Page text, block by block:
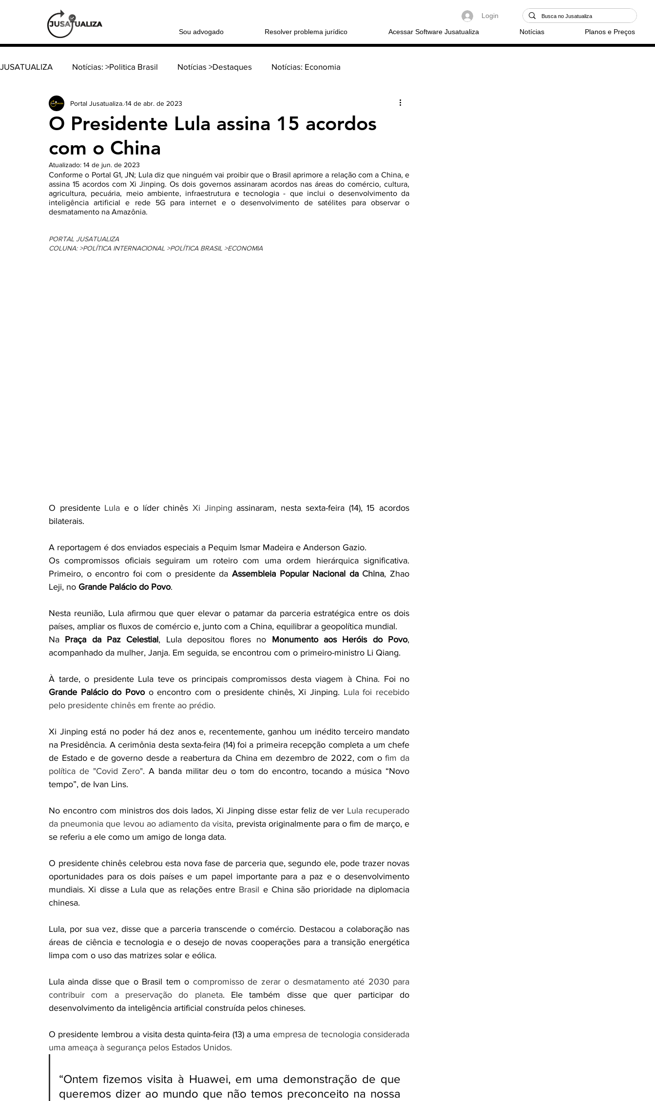
Login
Sou advogado Resolver problema jurídico Acessar Software Jusatualiza Notícias Planos e Preços
JUSATUALIZA Notícias: >Politica Brasil Notícias >Destaques Notícias: Economia
Notícia >Política Internacional Coluna: > Família e sucessões
Coluna: > Direito tributário Coluna: > Direito constitucional
Coluna: > Direito do Trabalho Coluna: > Direito do Consumidor
O Presidente Lula assina 15 acordos
com o China
Portal Jusatualiza. 14 de abr. de 2023
Atualizado: 14 de jun. de 2023
Conforme o Portal G1, JN; Lula diz que ninguém vai proibir que o Brasil aprimore a relação com a China, e
assina 15 acordos com Xi Jinping. Os dois governos assinaram acordos nas áreas do comércio, cultura,
agricultura, pecuária, meio ambiente, infraestrutura e tecnologia - que inclui o desenvolvimento da
inteligência artificial e rede 5G para internet e o desenvolvimento de satélites para observar o
desmatamento na Amazônia.
PORTAL JUSATUALIZA
COLUNA: >POLÍTICA INTERNACIONAL >POLÍTICA BRASIL >ECONOMIA
O presidente Lula e o líder chinês Xi Jinping assinaram, nesta sexta-feira (14), 15 acordos
bilaterais.
A reportagem é dos enviados especiais a Pequim Ismar Madeira e Anderson Gazio.
Os compromissos oficiais seguiram um roteiro com uma ordem hierárquica significativa.
Primeiro, o encontro foi com o presidente da Assembleia Popular Nacional da China, Zhao
Leji, no Grande Palácio do Povo.
Nesta reunião, Lula afirmou que quer elevar o patamar da parceria estratégica entre os dois
países, ampliar os fluxos de comércio e, junto com a China, equilibrar a geopolítica mundial.
Na Praça da Paz Celestial, Lula depositou flores no Monumento aos Heróis do Povo,
acompanhado da mulher, Janja. Em seguida, se encontrou com o primeiro-ministro Li Qiang.
Grande Palácio do Povo o encontro com o presidente chinês, Xi Jinping. Lula foi recebido
pelo presidente chinês em frente ao prédio.
Xi Jinping está no poder há dez anos e, recentemente, ganhou um inédito terceiro mandato
na Presidência. A cerimônia desta sexta-feira (14) foi a primeira recepção completa a um chefe
de Estado e de governo desde a reabertura da China em dezembro de 2022, com o fim da
política de "Covid Zero". A banda militar deu o tom do encontro, tocando a música “Novo
tempo”, de Ivan Lins.
No encontro com ministros dos dois lados, Xi Jinping disse estar feliz de ver Lula recuperado
da pneumonia que levou ao adiamento da visita, prevista originalmente para o fim de março, e
se referiu a ele como um amigo de longa data.
O presidente chinês celebrou esta nova fase de parceria que, segundo ele, pode trazer novas
oportunidades para os dois países e um papel importante para a paz e o desenvolvimento
mundiais. Xi disse a Lula que as relações entre Brasil e China são prioridade na diplomacia
chinesa.
Lula, por sua vez, disse que a parceria transcende o comércio. Destacou a colaboração nas
áreas de ciência e tecnologia e o desejo de novas cooperações para a transição energética
limpa com o uso das matrizes solar e eólica.
Lula ainda disse que o Brasil tem o compromisso de zerar o desmatamento até 2030 para
contribuir com a preservação do planeta. Ele também disse que quer participar do
desenvolvimento da inteligência artificial construída pelos chineses.
O presidente lembrou a visita desta quinta-feira (13) a uma empresa de tecnologia considerada
uma ameaça à segurança pelos Estados Unidos.
“Ontem fizemos visita à Huawei, em uma demonstração de que
queremos dizer ao mundo que não temos preconceito na nossa